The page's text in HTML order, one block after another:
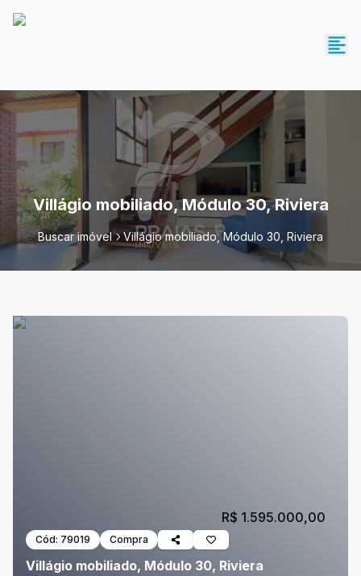
Villágio mobiliado, Módulo 30, Riviera
Buscar imóvel Villágio mobiliado, Módulo 30, Riviera
Cód: 79019 Compra
Villágio mobiliado, Módulo 30, Riviera
R$ 1.595.000,00